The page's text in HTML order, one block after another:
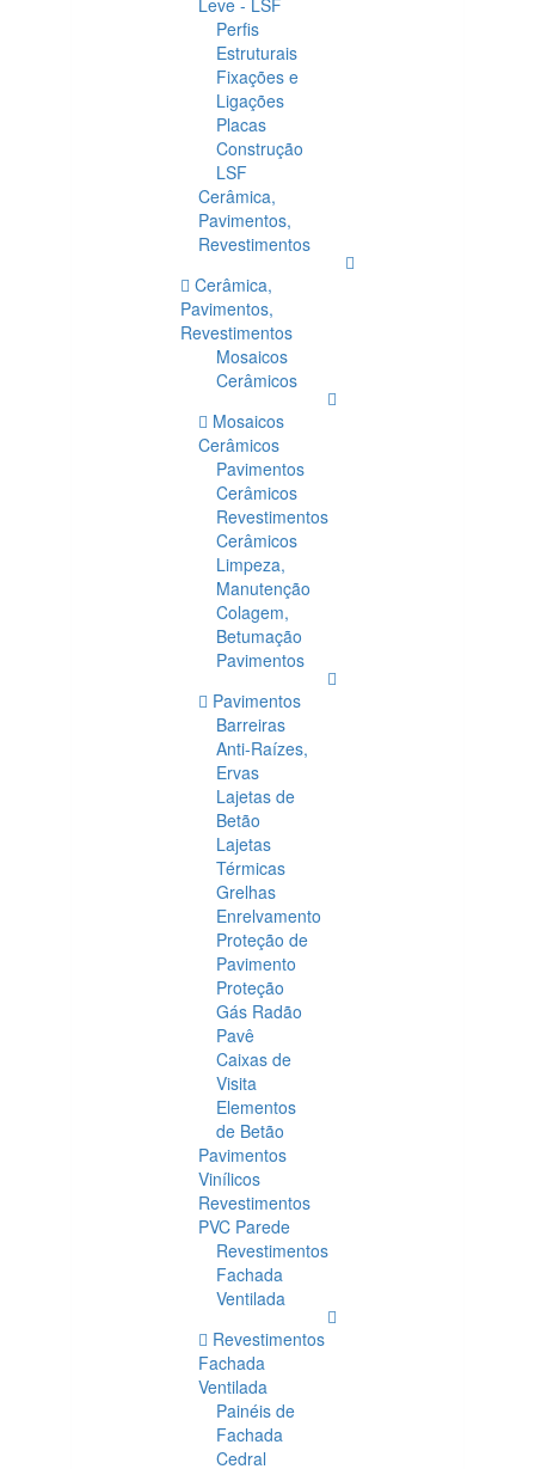
Leve - LSF
Perfis
Estruturais
Fixações e
Ligações
Placas
Construção
LSF
Cerâmica,
Pavimentos,
Revestimentos
Cerâmica,
Pavimentos,
Revestimentos
Mosaicos
Cerâmicos
Mosaicos
Cerâmicos
Pavimentos
Cerâmicos
Revestimentos
Cerâmicos
Limpeza,
Manutenção
Colagem,
Betumação
Pavimentos
Pavimentos
Barreiras
Anti-Raízes,
Ervas
Lajetas de
Betão
Lajetas
Térmicas
Grelhas
Enrelvamento
Proteção de
Pavimento
Proteção
Gás Radão
Pavê
Caixas de
Visita
Elementos
de Betão
Pavimentos
Vinílicos
Revestimentos
PVC Parede
Revestimentos
Fachada
Ventilada
Revestimentos
Fachada
Ventilada
Painéis de
Fachada
Cedral